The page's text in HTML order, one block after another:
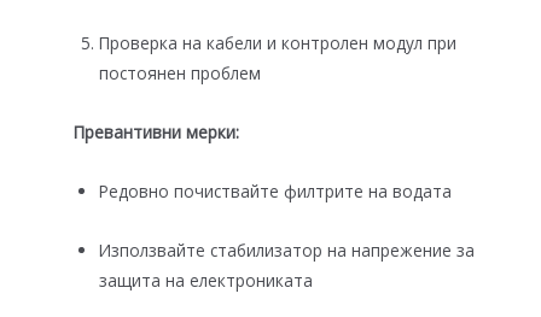
Проверка на кабели и контролен модул при
постоянен проблем
Превантивни мерки:
Редовно почиствайте филтрите на водата
Използвайте стабилизатор на напрежение за
защита на електрониката